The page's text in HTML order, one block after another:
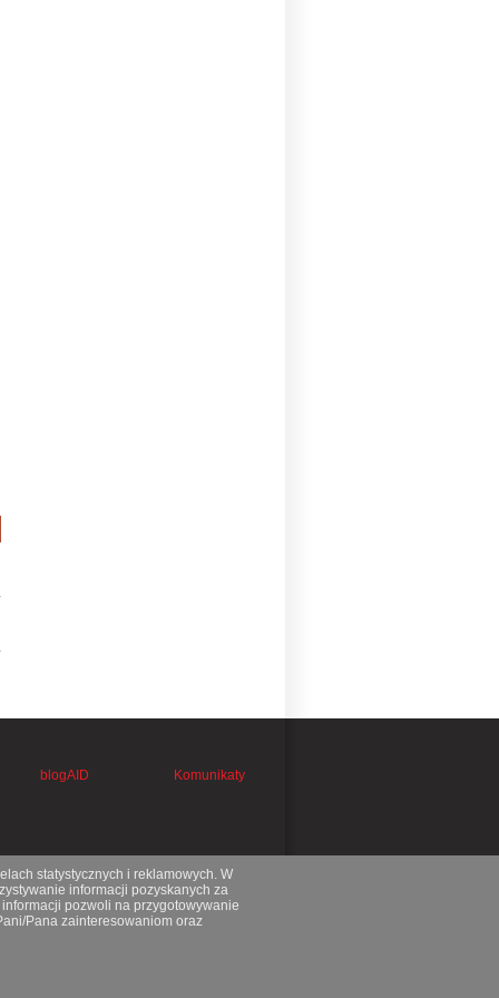
blogAID Komunikaty
statystycznych i reklamowych. W
informacji pozyskanych za
pozwoli na przygotowywanie
Pana zainteresowaniom oraz